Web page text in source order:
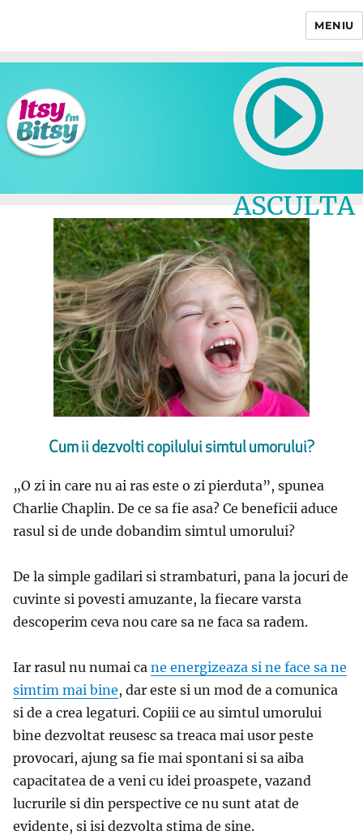
MENIU
ASCULTA
LIVE
Cum ii dezvolti copilului simtul umorului?
„O zi in care nu ai ras este o zi pierduta”, spunea
Charlie Chaplin. De ce sa fie asa? Ce beneficii aduce
rasul si de unde dobandim simtul umorului?
De la simple gadilari si strambaturi, pana la jocuri de
cuvinte si povesti amuzante, la fiecare varsta
descoperim ceva nou care sa ne faca sa radem.
Iar rasul nu numai ca ne energizeaza si ne face sa ne
simtim mai bine, dar este si un mod de a comunica
si de a crea legaturi. Copiii ce au simtul umorului
bine dezvoltat reusesc sa treaca mai usor peste
provocari, ajung sa fie mai spontani si sa aiba
capacitatea de a veni cu idei proaspete, vazand
lucrurile si din perspective ce nu sunt atat de
evidente, si isi dezvolta stima de sine.